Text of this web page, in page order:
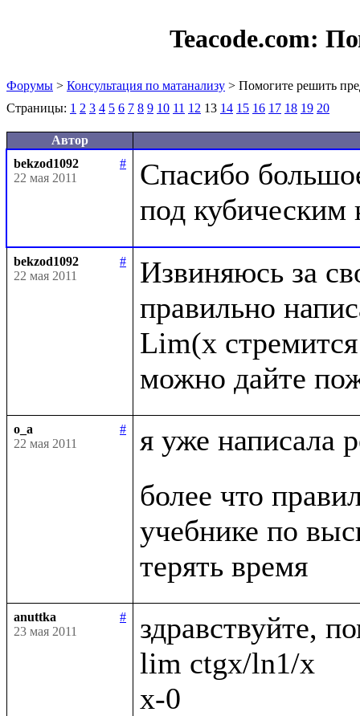
Teacode.com:
Форумы > Консультация по матанализу > Помогите решить
Страницы: 1 2 3 4 5 6 7 8 9 10 11 12 13 14 15 16 17 18 19 20
Автор
bekzod1092
#
22 мая 2011
Спасибо
bekzod1092
#
22 мая 2011
Извиняюсь за
правильно
Lim(x
o_a
#
22 мая 2011
я уже написала
более что
учебнике по
anuttka
#
23 мая 2011
здравствуйте,
lim ctgx/ln1/x
x-0